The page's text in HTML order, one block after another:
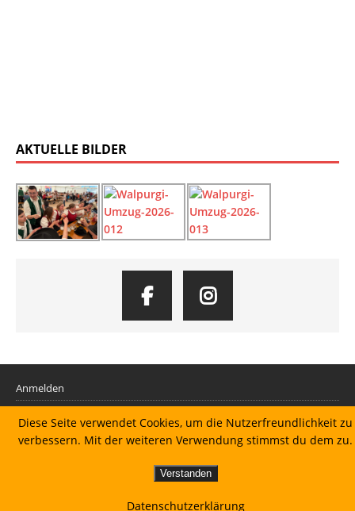
AKTUELLE BILDER
Anmelden
Datenschutzerklärung
Copyright © 2026 | MH Magazine WordPress Theme von
Diese Seite verwendet Cookies, um die Nutzerfreundlichkeit zu
verbessern. Mit der weiteren Verwendung stimmst du dem zu.
Verstanden
Datenschutzerklärung